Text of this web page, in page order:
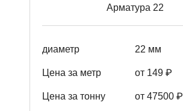
Арматура 22
диаметр 22 мм
Цена за метр от 149 ₽
Цена за тонну от 47500 ₽